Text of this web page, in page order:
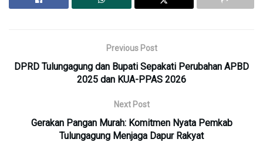
Previous Post
DPRD Tulungagung dan Bupati Sepakati Perubahan APBD
2025 dan KUA-PPAS 2026
Next Post
Gerakan Pangan Murah: Komitmen Nyata Pemkab
Tulungagung Menjaga Dapur Rakyat